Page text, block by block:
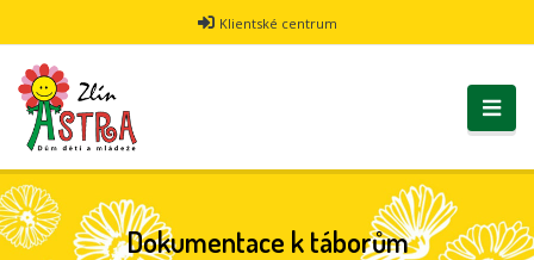
Klientské centrum
Dokumentace k táborům